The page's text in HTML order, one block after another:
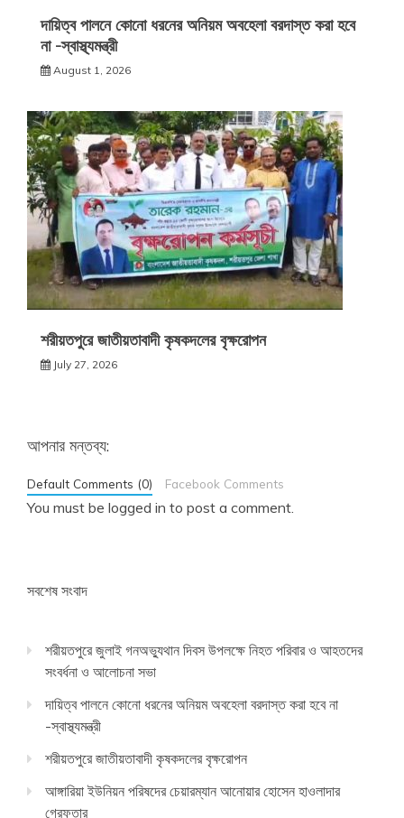
দায়িত্ব পালনে কোনো ধরনের অনিয়ম অবহেলা বরদাস্ত করা হবে
না -স্বাস্থ্যমন্ত্রী
August 1, 2026
শরীয়তপুরে জাতীয়তাবাদী কৃষকদলের বৃক্ষরোপন
July 27, 2026
আপনার মন্তব্য:
Default Comments (0) Facebook Comments
You must be logged in to post a comment.
সবশেষ সংবাদ
শরীয়তপুরে জুলাই গনঅভ্যুথান দিবস উপলক্ষে নিহত পরিবার ও আহতদের
সংবর্ধনা ও আলোচনা সভা
দায়িত্ব পালনে কোনো ধরনের অনিয়ম অবহেলা বরদাস্ত করা হবে না
-স্বাস্থ্যমন্ত্রী
শরীয়তপুরে জাতীয়তাবাদী কৃষকদলের বৃক্ষরোপন
আঙ্গারিয়া ইউনিয়ন পরিষদের চেয়ারম্যান আনোয়ার হোসেন হাওলাদার
গ্রেফতার